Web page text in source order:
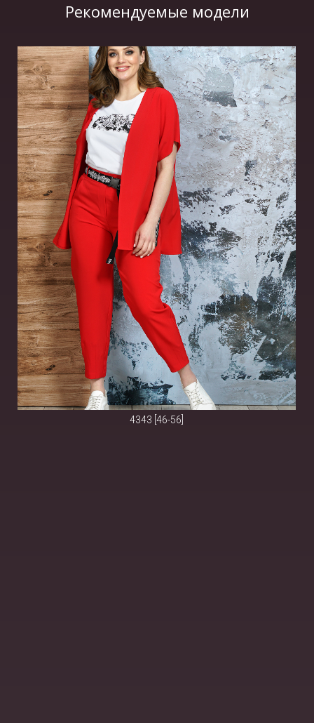
Рекомендуемые модели
4343 [46-56]